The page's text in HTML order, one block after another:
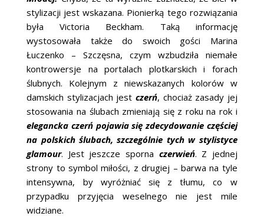
stylizacji jest wskazana. Pionierką tego rozwiązania
była Victoria Beckham. Taką informację
wystosowała także do swoich gości Marina
Łuczenko – Szczęsna, czym wzbudziła niemałe
kontrowersje na portalach plotkarskich i forach
ślubnych. Kolejnym z niewskazanych kolorów w
damskich stylizacjach jest czerń, chociaż zasady jej
stosowania na ślubach zmieniają się z roku na rok i
elegancka czerń pojawia się zdecydowanie częściej
na polskich ślubach, szczególnie tych w stylistyce
glamour. Jest jeszcze sporna czerwień. Z jednej
strony to symbol miłości, z drugiej – barwa na tyle
intensywna, by wyróżniać się z tłumu, co w
przypadku przyjęcia weselnego nie jest mile
widziane.